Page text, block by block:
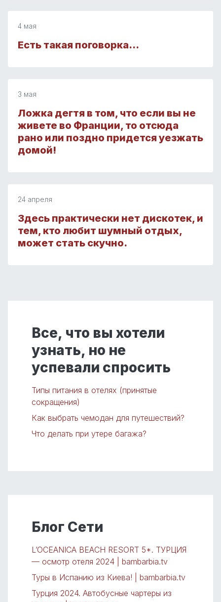
4 мая
Есть такая поговорка…
3 мая
Ложка дегтя в том, что если вы не
живете во Франции, то отсюда
рано или поздно придется уезжать
домой!
24 апреля
Здесь практически нет дискотек, и
тем, кто любит шумный отдых,
может стать скучно.
Все, что вы хотели
узнать, но не
успевали спросить
Типы питания в отелях (принятые
сокращения)
Как выбрать чемодан для путешествий?
Что делать при утере багажа?
Блог Сети
L’OCEANICA BEACH RESORT 5*. ТУРЦИЯ
— осмотр отеля 2024 | bambarbia.tv
Туры в Испанию из Киева! | bambarbia.tv
Турция 2024. Автобусные чартеры из